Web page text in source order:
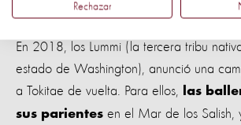
cautiverio como daño y acoso a Tokitae.
En 2018, los Lummi (la tercera tribu
estado de Washington), anunció una
a Tokitae de vuelta. Para ellos, las
sus parientes en el Mar de los Salish,
Rechazar